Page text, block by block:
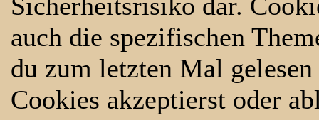
auch die spezifischen
du zum letzten Mal
Cookies akzeptierst oder